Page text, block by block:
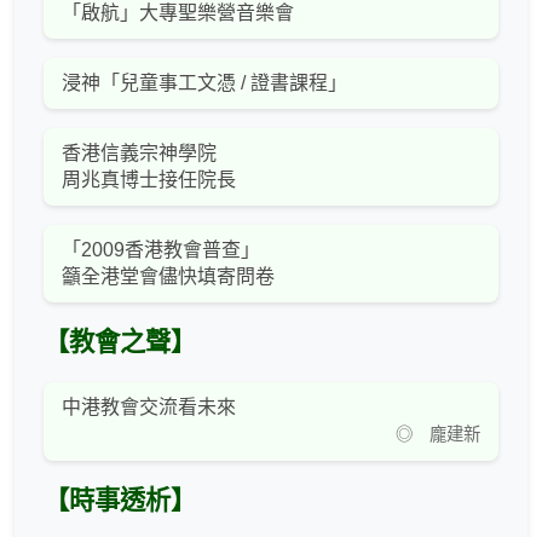
「啟航」大專聖樂營音樂會
浸神「兒童事工文憑 / 證書課程」
香港信義宗神學院
周兆真博士接任院長
「2009香港教會普查」
籲全港堂會儘快填寄問卷
【教會之聲】
中港教會交流看未來
◎ 龐建新
【時事透析】